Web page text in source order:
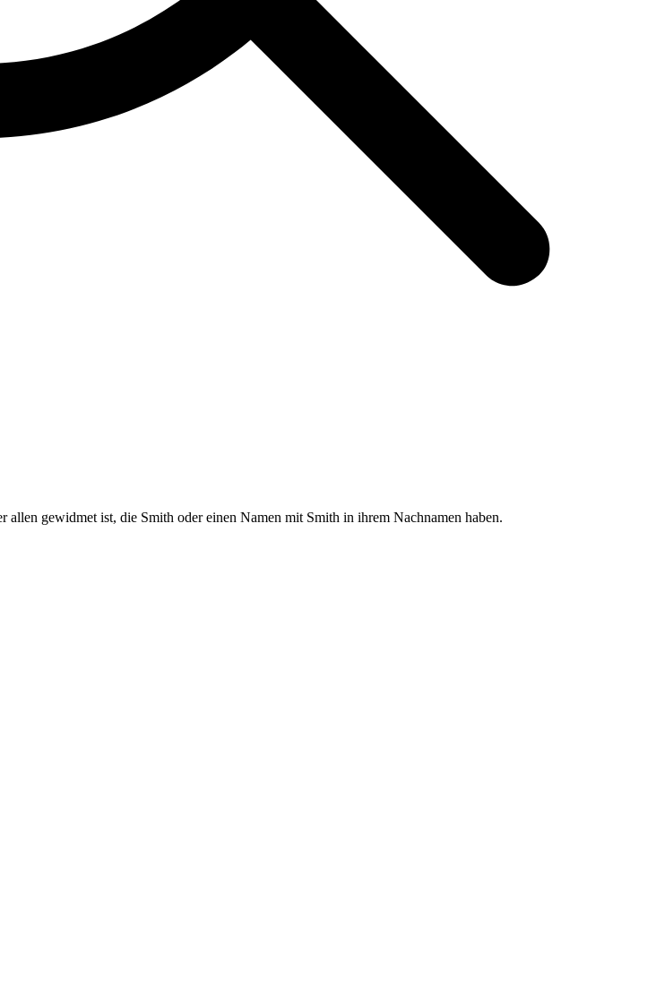
gewidmet ist, die Smith oder einen Namen mit Smith in ihrem Nachnamen haben.